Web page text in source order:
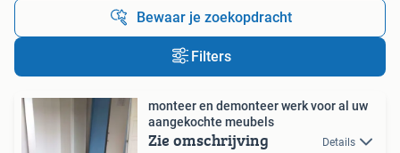
Bewaar je zoekopdracht
Filters
monteer en demonteer werk voor al uw
aangekochte meubels
Zie omschrijving Details